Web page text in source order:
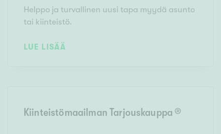
Helppo ja turvallinen uusi tapa myydä asunto
tai kiinteistö.
LUE LISÄÄ
Kiinteistömaailman Tarjouskauppa ®